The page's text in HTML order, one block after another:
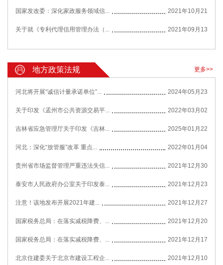
国家发改委：深化家政服务领域信... 2021年10月21
关于就《专利代理信用管理办法（... 2021年09月13
地方政策法规 更多>>
河北将开展“诚信计量承诺单位”... 2024年05月23
关于印发《孟州市公共资源交易平... 2022年03月02
吉林省应急管理厅关于印发《吉林... 2025年01月22
河北：深化“放管服”改革 重点... 2022年01月04
贵州省市场监督管理严重违法失信... 2021年12月30
泰安市人民政府办公室关于印发泰... 2021年12月23
注意！该地发布开展2021年建... 2021年12月27
国家税务总局：在落实减税降费、... 2021年12月20
国家税务总局：在落实减税降费、... 2021年12月17
北京住建委关于北京市建设工程企... 2021年12月10